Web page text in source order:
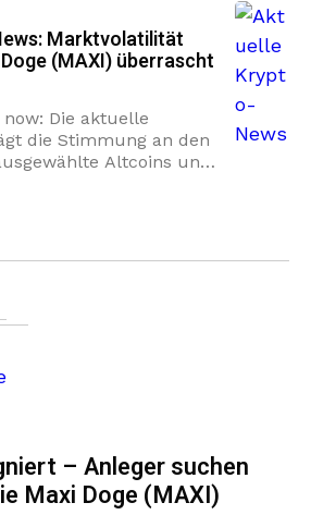
Marktvolatilität
(MAXI) überrascht
Die aktuelle
die Stimmung an den
Altcoins und
– Anleger suchen
Maxi Doge (MAXI)